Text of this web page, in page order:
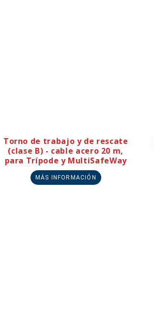
Torno de trabajo y de rescate
(clase B) - cable acero 20 m,
para Trípode y MultiSafeWay
MÁS INFORMACIÓN